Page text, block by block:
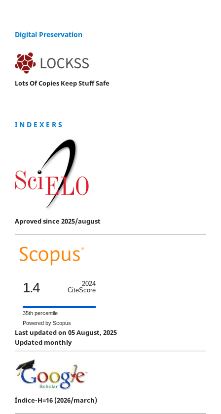
Digital Preservation
Lots Of Copies Keep Stuff Safe
I N D E X E R S
Aproved since 2025/august
1.4
2024
CiteScore
35th percentile
Powered by Scopus
Last updated on 05 August, 2025
Updated monthly
Índice-H=16 (2026/march)